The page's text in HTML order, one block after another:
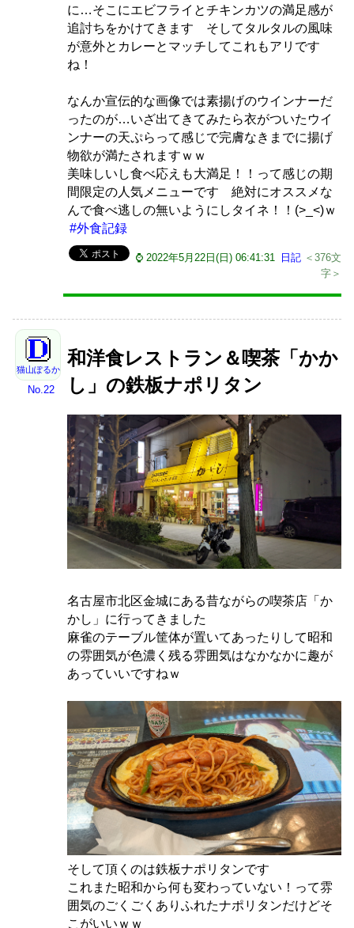
に…そこにエビフライとチキンカツの満足感が
追討ちをかけてきます そしてタルタルの風味
が意外とカレーとマッチしてこれもアリです
ね！
なんか宣伝的な画像では素揚げのウインナーだ
ったのが…いざ出てきてみたら衣がついたウイ
ンナーの天ぷらって感じで完膚なきまでに揚げ
物欲が満たされますｗｗ
美味しいし食べ応えも大満足！！って感じの期
間限定の人気メニューです 絶対にオススメな
んで食べ逃しの無いようにしタイネ！！(>_<)ｗ
#外食記録
⌚ 2022年5月22日(日) 06:41:31 日記 ＜376文
字＞
猫山ぽるか
No.22
和洋食レストラン＆喫茶「かか
し」の鉄板ナポリタン
名古屋市北区金城にある昔ながらの喫茶店「か
かし」に行ってきました
麻雀のテーブル筐体が置いてあったりして昭和
の雰囲気が色濃く残る雰囲気はなかなかに趣が
あっていいですねｗ
そして頂くのは鉄板ナポリタンです
これまた昭和から何も変わっていない！って雰
囲気のごくごくありふれたナポリタンだけどそ
こがいいｗｗ